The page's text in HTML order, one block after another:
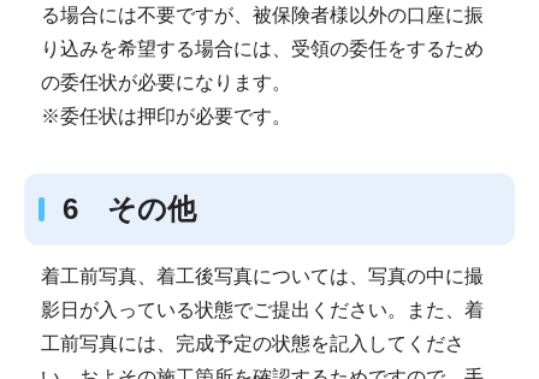
る場合には不要ですが、被保険者様以外の口座に振
り込みを希望する場合には、受領の委任をするため
の委任状が必要になります。
※委任状は押印が必要です。
6 その他
着工前写真、着工後写真については、写真の中に撮
影日が入っている状態でご提出ください。また、着
工前写真には、完成予定の状態を記入してくださ